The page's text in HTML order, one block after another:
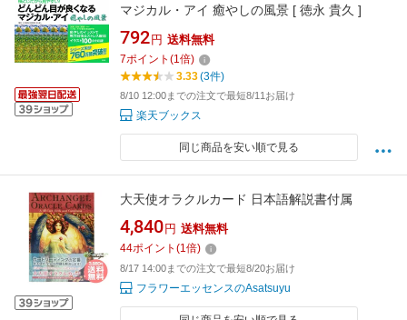
マジカル・アイ 癒やしの風景 [ 徳永 貴久 ]
792 円 送料無料
7ポイント (1倍)
3.33(3件)
8/10 12:00までの注文で最短8/11お届け
楽天ブックス
同じ商品を安い順で見る
大天使オラクルカード 日本語解説書付属
4,840 円 送料無料
44ポイント (1倍)
8/17 14:00までの注文で最短8/20お届け
フラワーエッセンスのAsatsuyu